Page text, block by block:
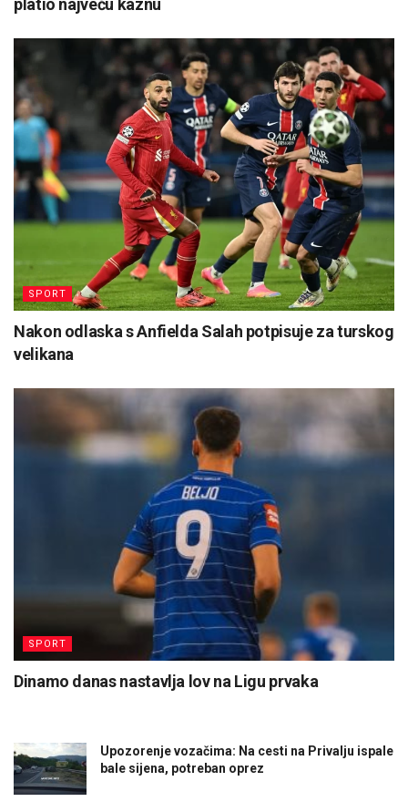
platio najveću kaznu
SPORT
Nakon odlaska s Anfielda Salah potpisuje za turskog
velikana
SPORT
Dinamo danas nastavlja lov na Ligu prvaka
Upozorenje vozačima: Na cesti na Privalju ispale
bale sijena, potreban oprez